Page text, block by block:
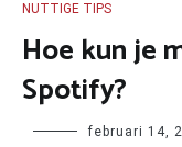
NUTTIGE TIPS
Hoe kun je
Spotify?
Author februari 14,